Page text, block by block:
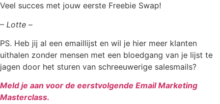
Veel succes met jouw eerste Freebie Swap!
– Lotte –
PS. Heb jij al een emaillijst en wil je hier meer klanten
uithalen zonder mensen met een bloedgang van je lijst te
jagen door het sturen van schreeuwerige salesmails?
Meld je aan voor de eerstvolgende Email Marketing
Masterclass.